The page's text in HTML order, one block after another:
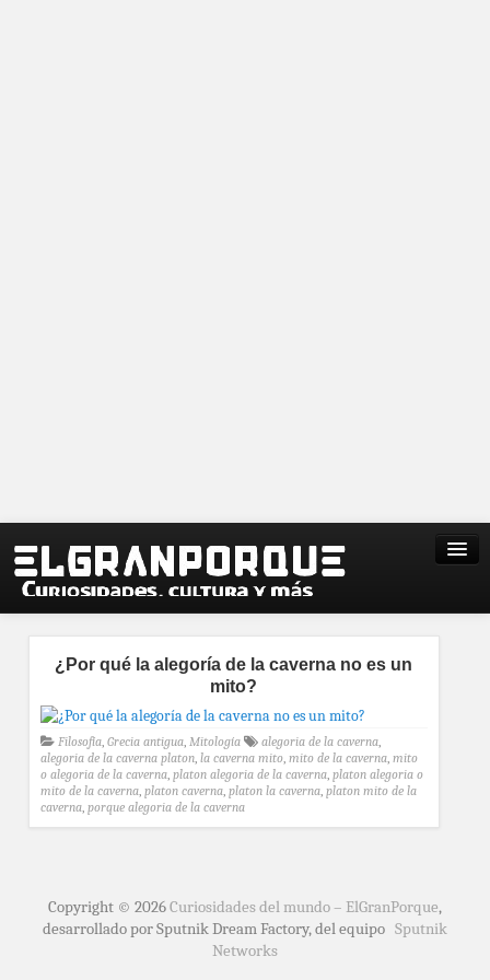
¿Por qué la alegoría de la caverna no es un
mito?
Filosofía, Grecia antigua, Mitología alegoria de la caverna,
alegoria de la caverna platon, la caverna mito, mito de la caverna, mito
o alegoria de la caverna, platon alegoria de la caverna, platon alegoria o
mito de la caverna, platon caverna, platon la caverna, platon mito de la
caverna, porque alegoria de la caverna
Copyright © 2026Curiosidades del mundo – ElGranPorque,
desarrollado por Sputnik Dream Factory, del equipo Sputnik
Networks